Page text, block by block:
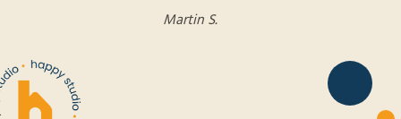
Martin S.